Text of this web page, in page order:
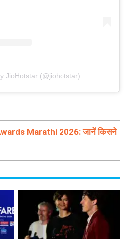
JioHotstar (@jiohotstar)
Marathi 2026: जानें किसने